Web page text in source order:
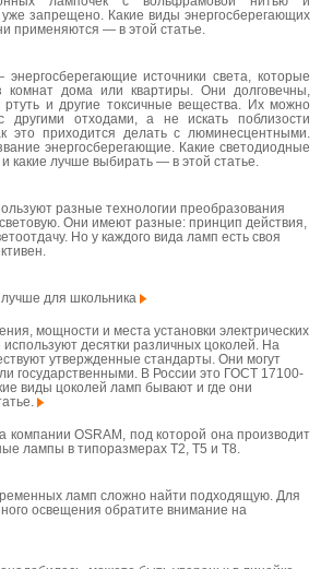
запрещено. Какие виды энергосберегающих
применяются — в этой статье.
источники света, которые
дома или квартиры. Они долговечны,
и другие токсичные вещества. Их можно
другими отходами, а не искать поблизости
это приходится делать с люминесцентными.
энергосберегающие. Какие светодиодные
какие лучше выбирать — в этой статье.
разные технологии преобразования
световую. Они имеют разные: принцип действия,
Но у каждого вида ламп есть своя
для школьника
мощности и места установки электрических
десятки различных цоколей. На
утвержденные стандарты. Они могут
государственными. В России это ГОСТ 17100-
виды цоколей ламп бывают и где они
компании OSRAM, под которой она производит
лампы в типоразмерах T2, T5 и T8.
ламп сложно найти подходящую. Для
освещения обратите внимание на